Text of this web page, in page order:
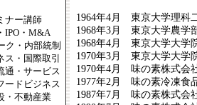
ナー講師
IPO・M&A
ク・内部統制
ス・国際取引
通・サービス
ードビジネス
・不動産業
1964年4月 東京大学理
1968年3月 東京大学農学
1968年4月 東京大学大学
1970年3月 東京大学大学
1970年4月 味の素株式
1977年2月 味の素冷凍食
1987年7月 味の素株式会